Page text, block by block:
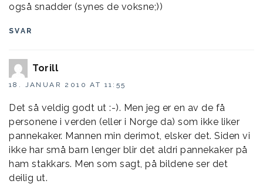
også snadder (synes de voksne;))
SVAR
Torill
18. JANUAR 2010 AT 11:55
Det så veldig godt ut :-). Men jeg er en av de få
personene i verden (eller i Norge da) som ikke liker
pannekaker. Mannen min derimot, elsker det. Siden vi
ikke har små barn lenger blir det aldri pannekaker på
ham stakkars. Men som sagt, på bildene ser det
deilig ut.